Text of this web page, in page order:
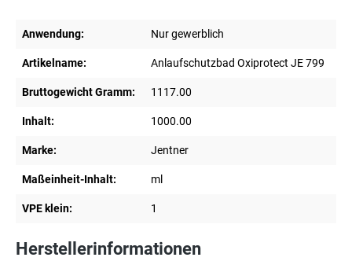
Anwendung: Nur gewerblich
Artikelname: Anlaufschutzbad Oxiprotect JE 799
Bruttogewicht Gramm: 1117.00
Inhalt: 1000.00
Marke: Jentner
Maßeinheit-Inhalt: ml
VPE klein: 1
Herstellerinformationen